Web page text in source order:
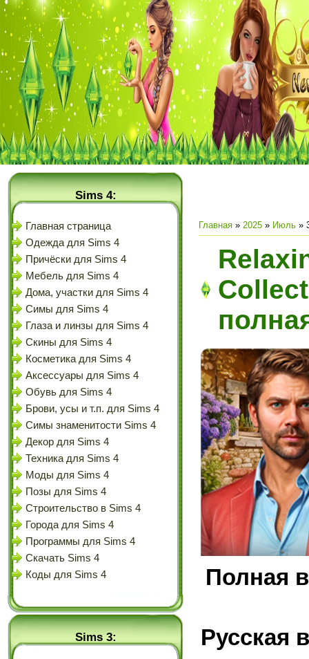
Sims 4:
Главная страница
Одежда для Sims 4
Причёски для Sims 4
Мебель для Sims 4
Дома, участки для Sims 4
Симы для Sims 4
Глаза и линзы для Sims 4
Скины для Sims 4
Косметика для Sims 4
Аксессуары для Sims 4
Обувь для Sims 4
Брови, усы и т.п. для Sims 4
Симы знаменитости Sims 4
Декор для Sims 4
Техника для Sims 4
Моды для Sims 4
Позы для Sims 4
Строительство в Sims 4
Города для Sims 4
Программы для Sims 4
Скачать Sims 4
Коды для Sims 4
Sims 3:
Главная » 2025 » Июль »
Полная
Русская